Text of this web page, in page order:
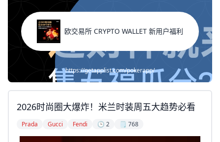
欧交易所 CRYPTO WALLET 新用户福利
https://getapplist.com/pokerapp/
2026时尚圈大爆炸！米兰时装周五大趋势必看
Prada Gucci Fendi 🕒 2 🗒️ 768